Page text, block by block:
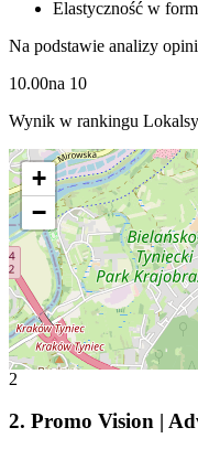
Elastyczność w
Na podstawie analizy
10.00na 10
Wynik w rankingu Lokalsy
+
−
2
2. Promo Vision |